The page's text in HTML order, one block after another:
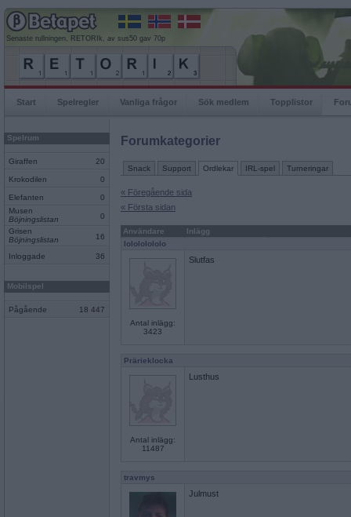
Senaste rullningen, RETORIk, av sus50 gav 70p
Start Spelregler Vanliga frågor Sök medlem Topplistor
Spelrum
Giraffen 20
Krokodilen 0
Elefanten
0
Musen
Böjningslistan
0
Grisen
Böjningslistan
16
Inloggade 36
Mobilspel
Pågående 18 447
Forumkategorier
Snack Support Ordlekar IRL-spel Turneringar
« Föregående sida
« Första sidan
Användare
Inlägg
lolololololo
Antal inlägg:
3423
Slutfas
Prärieklocka
Antal inlägg:
11487
Lusthus
travmys
Julmust